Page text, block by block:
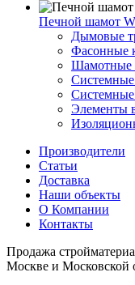
Печной шамот
Дымовые
Фасонные
Шамотные
Системные
Элементы
Производители
Статьи
Доставка
Наши объекты
О Компании
Контакты
Продажа
Москве и Московской